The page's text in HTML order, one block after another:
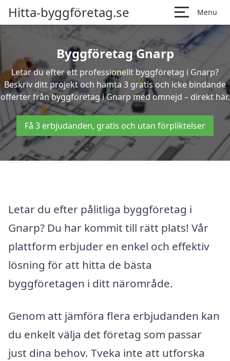
Hitta-byggföretag.se Menu
Byggföretag Gnarp
Letar du efter ett professionellt byggföretag i Gnarp?
Beskriv ditt projekt och hämta 3 gratis och icke bindande
offerter från byggföretag i Gnarp med omnejd – direkt här.
Få 3 erbjudanden, gratis och utan förpliktelser
Letar du efter pålitliga byggföretag i
Gnarp? Du har kommit till rätt plats! Vår
plattform erbjuder en enkel och effektiv
lösning för att hitta de bästa
byggföretagen i ditt närområde.
Genom att jämföra flera erbjudanden kan
du enkelt välja det företag som passar
just dina behov. Tveka inte att utforska